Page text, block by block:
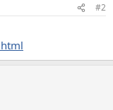
#2